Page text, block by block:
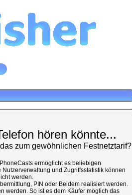
hören könnte...
zum gewöhnlichen Festnetztarif?
ermöglicht es beliebigen
und Zugriffsstatistik können
werden.
PIN oder Beidem realisiert werden.
werden. So ist es dem Käufer möglich das